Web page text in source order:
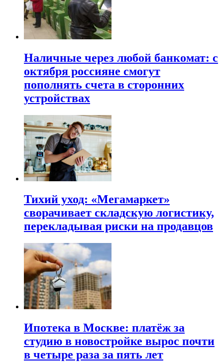
Наличные через любой банкомат: с
октября россияне смогут
пополнять счета в сторонних
устройствах
Тихий уход: «Мегамаркет»
сворачивает складскую логистику,
перекладывая риски на продавцов
Ипотека в Москве: платёж за
студию в новостройке вырос почти
в четыре раза за пять лет